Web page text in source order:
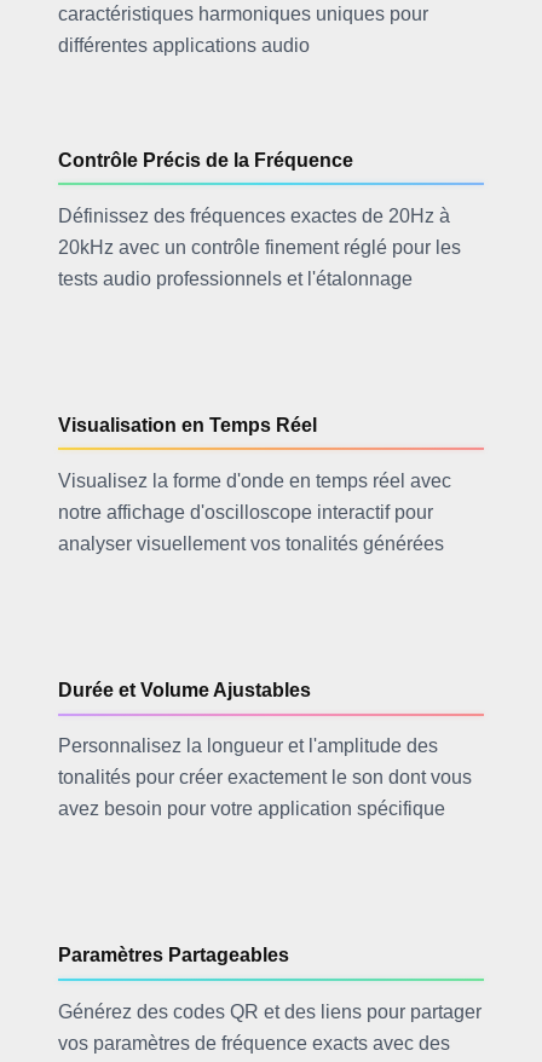
caractéristiques harmoniques uniques pour
différentes applications audio
Contrôle Précis de la Fréquence
Définissez des fréquences exactes de 20Hz à
20kHz avec un contrôle finement réglé pour les
tests audio professionnels et l'étalonnage
Visualisation en Temps Réel
Visualisez la forme d'onde en temps réel avec
notre affichage d'oscilloscope interactif pour
analyser visuellement vos tonalités générées
Durée et Volume Ajustables
Personnalisez la longueur et l'amplitude des
tonalités pour créer exactement le son dont vous
avez besoin pour votre application spécifique
Paramètres Partageables
Générez des codes QR et des liens pour partager
vos paramètres de fréquence exacts avec des